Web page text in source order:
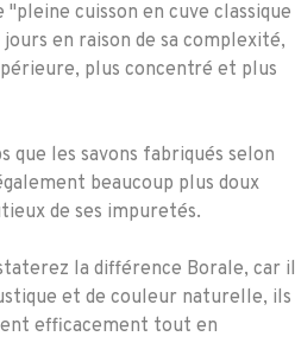
cuisson en cuve classique
en raison de sa complexité,
plus concentré et plus
les savons fabriqués selon
beaucoup plus doux
de ses impuretés.
la différence Borale, car il
et de couleur naturelle, ils
efficacement tout en